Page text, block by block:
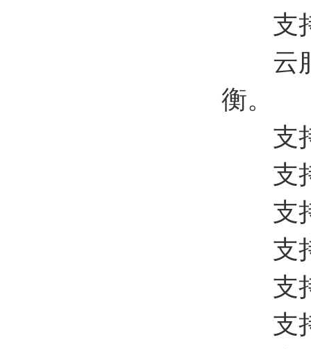
支持
云服
衡。
支持
支持
支持
支持
支持
支持